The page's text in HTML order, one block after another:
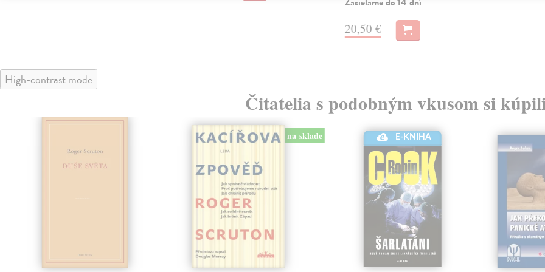
20,50 €
High-contrast mode
Čitatelia s podobným vkusom si
na sklade E-KNIHA